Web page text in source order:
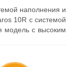
наполнения и
10R с системой
модель с высоким